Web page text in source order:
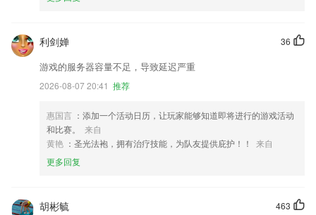
36
利剑婵
游戏的服务器容量不足，导致延迟严重
2026-08-07 20:41 推荐
惠国言 ：添加一个活动日历，让玩家能够知道即将进行的游戏活动
和比赛。
来自
黄艳 ：圣光法袍，拥有治疗技能，为队友提供庇护！！
来自
更多回复
463
胡彬毓